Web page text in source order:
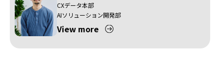
CXデータ本部
AIソリューション開発部
View more